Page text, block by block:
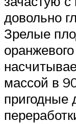
довольно
Зрелые
массой в
пригодные